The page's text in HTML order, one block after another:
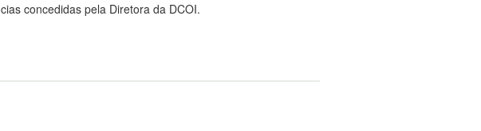
concedidas pela Diretora da DCOI.